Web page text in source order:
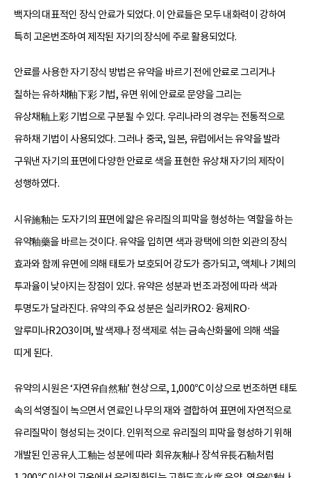
백자의 대표적인 장식 안료가 되었다. 이 안료들은 모두 내화력이 강하여
특히 고온번조하여 제작된 자기의 장식에 주로 활용되었다.
안료를 사용한 자기 장식 방법은 유약을 바르기 전에 안료로 그리거나
칠하는 유하채釉下彩 기법, 유면 위에 안료로 문양을 그리는
유상채釉上彩 기법으로 구분될 수 있다. 우리나라의 경우는 전통적으로
유하채 기법이 사용되었다. 그러나 중국, 일본, 유럽에서는 유약을 발라
구워낸 자기의 표면에 다양한 안료로 색을 표현한 유상채 자기의 제작이
성행하였다.
시유施釉는 도자기의 표면에 얇은 유리질의 피막을 형성하는 역할을 하는
유약釉藥을 바르는 것이다. 유약을 입히면 색과 광택에 의한 외관의 장식
효과와 함께 유면에 의해 태토가 보호되어 강도가 증가되고, 액체나 기체의
투과율이 낮아지는 장점이 있다. 유약은 성분과 번조 과정에 따라 색과
투명도가 달라진다. 유약의 주요 성분은 실리카RO2·융제RO·
알루미나R2O3이며, 발색제나 정색제로 섞는 금속산화물에 의해 색을
띠게 된다.
유약의 시원은 ‘자연유自然釉’ 현상으로, 1,000℃ 이상으로 번조하면 태토
속의 석영질이 녹으면서 연료인 나무의 재와 결합하여 표면에 자연적으로
유리질막이 형성되는 것이다. 인위적으로 유리질의 피막을 형성하기 위해
개발된 인공유人工釉는 성분에 따라 회유灰釉나 장석유長石釉처럼